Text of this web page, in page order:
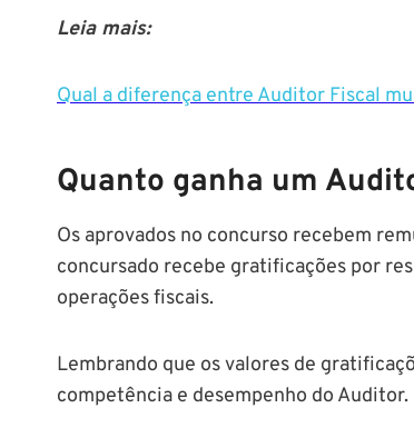
Leia mais:
Qual a diferença entre Auditor Fiscal
Quanto ganha um
Os aprovados no concurso recebem
concursado recebe gratificações por
operações fiscais.
Lembrando que os valores de
competência e desempenho do Auditor.